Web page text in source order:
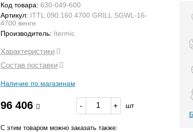
Код товара: 630-049-600
Артикул: ITTL.090.160.4700 GRILL.SGWL-16-
4700 венге.
Производитель: Itermic
Характеристики
Состав поставки
Наличие по магазинам
96 406 - + шт
С этим товаром можно заказать также: